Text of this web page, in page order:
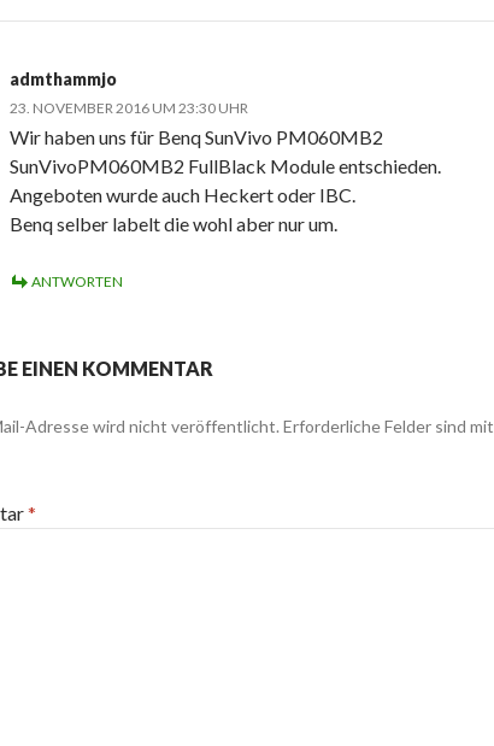
admthammjo
23. NOVEMBER 2016 UM 23:30 UHR
Wir haben uns für Benq SunVivo PM060MB2
SunVivoPM060MB2 FullBlack Module entschieden.
Angeboten wurde auch Heckert oder IBC.
Benq selber labelt die wohl aber nur um.
ANTWORTEN
EINEN KOMMENTAR
Adresse wird nicht veröffentlicht. Erforderliche Felder sind mit
*